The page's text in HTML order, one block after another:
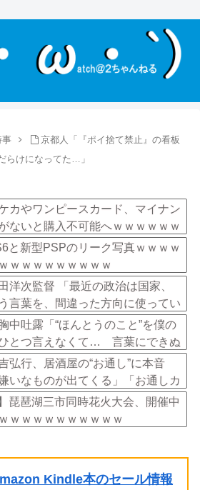
事
京都人「『ポイ捨て禁止』の看板
らけになってた…」
カやワンピースカード、マイナン
ないと購入不可能へｗｗｗｗｗｗ
と新型PSPのリーク写真ｗｗｗｗ
ｗｗｗｗｗｗｗｗｗ
洋次監督 「最近の政治は国家、
言葉を、間違った方向に使ってい
中吐露「“ほんとうのこと”を僕の
とつ言えなくて… 言葉にできぬ
感じております」
弘行、居酒屋の“お通し”に本音
いなものが出てくる」「お通しカ
えますかって言ったことある」
琵琶湖三市同時花火大会、開催中
ｗｗｗｗｗｗｗｗｗｗ
Kindle本のセール情報